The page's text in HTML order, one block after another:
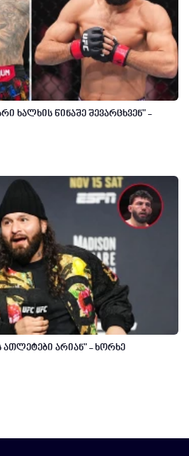
ხალხის წინაშე შევარცხვენ" -
ათლეტები არიან" - ხორხე